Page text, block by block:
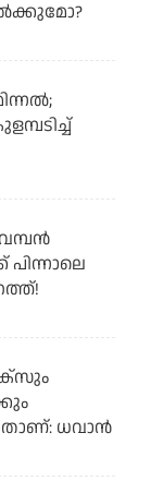
പിന്നാലെ
ധവാന്‍